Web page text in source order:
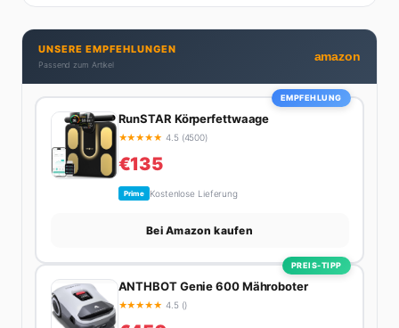
UNSERE EMPFEHLUNGEN
Passend zum Artikel
amazon
EMPFEHLUNG
RunSTAR Körperfettwaage
★★★★★ 4.5 (4500)
€135
Prime Kostenlose Lieferung
Bei Amazon kaufen
PREIS-TIPP
ANTHBOT Genie 600 Mähroboter
★★★★★ 4.5 ()